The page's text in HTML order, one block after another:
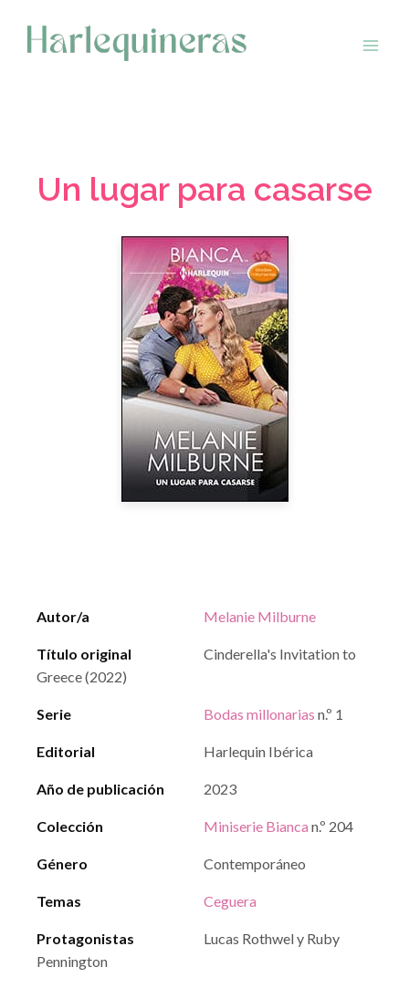
contenido
Un lugar para casarse
Autor/a Melanie Milburne
Título original
Cinderella's Invitation to
Greece (2022)
Serie Bodas millonarias n.º 1
Editorial Harlequin Ibérica
Año de publicación 2023
Colección Miniserie Bianca n.º 204
Género Contemporáneo
Temas Ceguera
Protagonistas
Lucas Rothwel y Ruby
Pennington